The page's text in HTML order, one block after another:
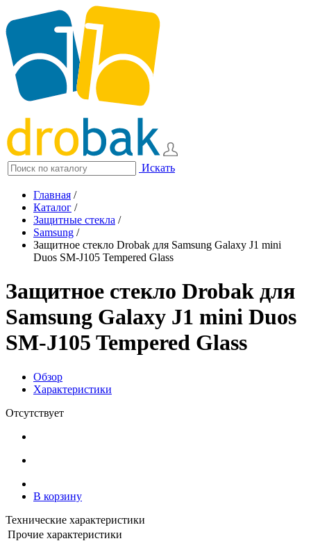
Искать
Главная /
Каталог /
Защитные стекла /
Samsung /
Защитное стекло Drobak для Samsung Galaxy J1 mini
Duos SM-J105 Tempered Glass
Защитное стекло Drobak для
Samsung Galaxy J1 mini Duos
SM-J105 Tempered Glass
Обзор
Характеристики
Отсутствует
В корзину
Технические характеристики
Прочие характеристики